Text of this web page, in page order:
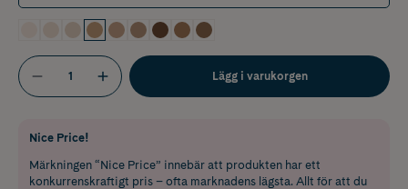
Lägg i varukorgen
Nice Price!
Märkningen “Nice Price” innebär att produkten har ett
konkurrenskraftigt pris – ofta marknadens lägsta. Allt för att du